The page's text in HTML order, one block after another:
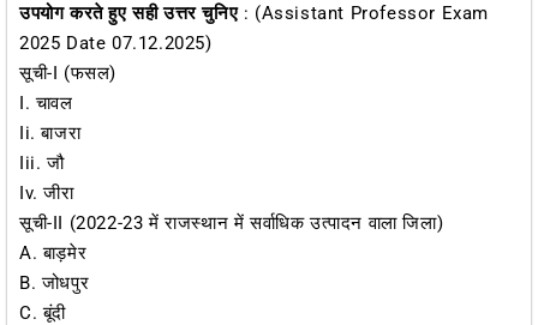
उपयोग करते हुए सही उत्तर चुनिए : (Assistant Professor Exam
2025 Date 07.12.2025)
सूची-I (फसल)
I. चावल
Ii. बाजरा
Iii. जौ
Iv. जीरा
सूची-II (2022-23 में राजस्थान में सर्वाधिक उत्पादन वाला जिला)
A. बाड़मेर
B. जोधपुर
C. बूंदी